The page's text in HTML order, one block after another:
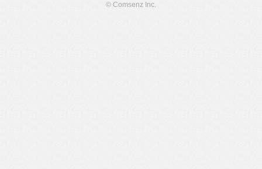
© Comsenz Inc.